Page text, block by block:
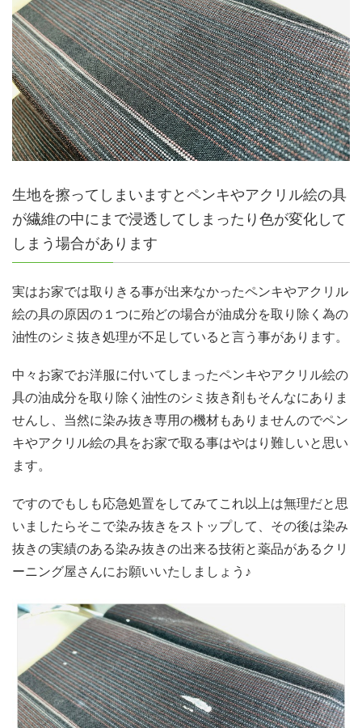
生地を擦ってしまいますとペンキやアクリル絵の具
が繊維の中にまで浸透してしまったり色が変化して
しまう場合があります
実はお家では取りきる事が出来なかったペンキやアクリル
絵の具の原因の１つに殆どの場合が油成分を取り除く為の
油性のシミ抜き処理が不足していると言う事があります。
中々お家でお洋服に付いてしまったペンキやアクリル絵の
具の油成分を取り除く油性のシミ抜き剤もそんなにありま
せんし、当然に染み抜き専用の機材もありませんのでペン
キやアクリル絵の具をお家で取る事はやはり難しいと思い
ます。
ですのでもしも応急処置をしてみてこれ以上は無理だと思
いましたらそこで染み抜きをストップして、その後は染み
抜きの実績のある染み抜きの出来る技術と薬品があるクリ
ーニング屋さんにお願いいたしましょう♪